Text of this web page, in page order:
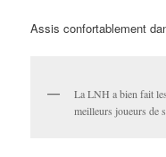
Assis confortablement
La LNH a bien fait
meilleurs joueurs de